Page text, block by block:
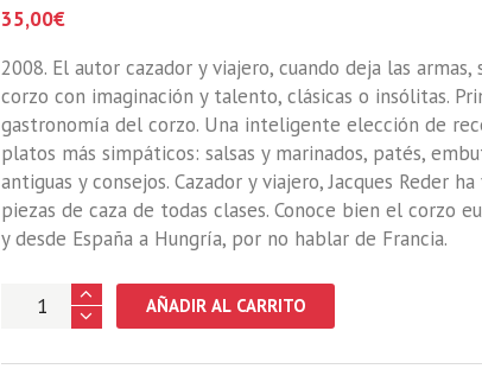
35,00€
2008. El autor cazador y viajero, cuando deja las
corzo con imaginación y talento, clásicas o insólitas.
gastronomía del corzo. Una inteligente elección de
platos más simpáticos: salsas y marinados, patés,
antiguas y consejos. Cazador y viajero, Jacques Reder
piezas de caza de todas clases. Conoce bien el corzo
y desde España a Hungría, por no hablar de Francia.
CORZO.
AÑADIR AL CARRITO